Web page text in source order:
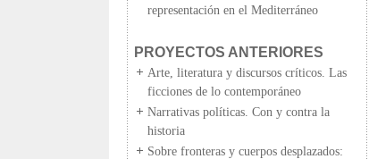
representación en el Mediterráneo
PROYECTOS ANTERIORES
Arte, literatura y discursos críticos. Las
ficciones de lo contemporáneo
Narrativas políticas. Con y contra la
historia
Sobre fronteras y cuerpos desplazados: